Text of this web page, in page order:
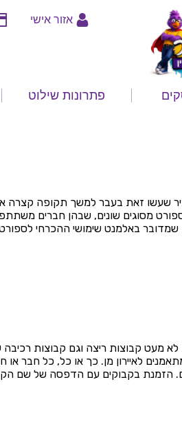
אזור אישי
פתרונות שילוט
שעשו זאת בעבר למשך תקופה קצרה
מסוגים שונים, שבהן חברים
באלמנט שימושי ההכרחי
מעט קבוצות ריצה וגם קבוצות רכיבה
לאיירון מן. כך או כל, כל חבר
הזמנת בקבוקים עם הדפסה של שם